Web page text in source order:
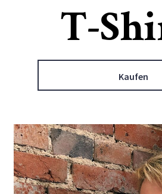
T-
Kaufen